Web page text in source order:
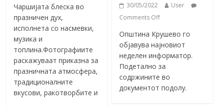
Чаршијата блеска во
празничен дух,
исполнета со насмевки,
музика и
топлина.Фотографиите
раскажуваат приказна за
празничната атмосфера,
традиционалните
вкусови, ракотворбите и
30/05/2022
User
Comments Off
Општина Крушево го
објавува најновиот
неделен информатор.
Подетално за
содржините во
документот подолу.